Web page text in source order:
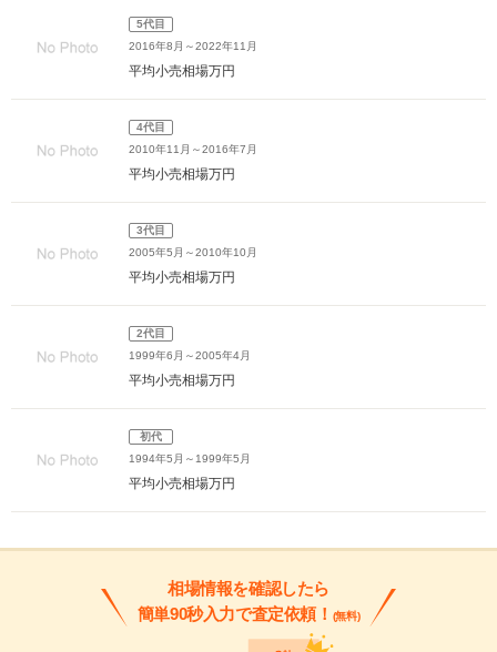
5代目
2016年8月～2022年11月
平均小売相場万円
4代目
2010年11月～2016年7月
平均小売相場万円
3代目
2005年5月～2010年10月
平均小売相場万円
2代目
1999年6月～2005年4月
平均小売相場万円
初代
1994年5月～1999年5月
平均小売相場万円
相場情報を確認したら
簡単90秒入力で査定依頼！ (無料)